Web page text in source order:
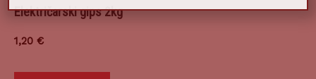
Električarski gips 2kg
1,20 €